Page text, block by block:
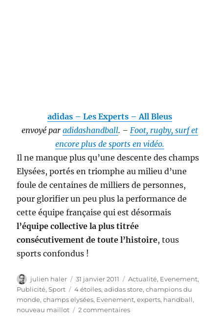
adidas – Les Experts – All Bleus
envoyé par adidashandball. – Foot, rugby, surf et
encore plus de sports en vidéo.
Il ne manque plus qu’une descente des champs
Elysées, portés en triomphe au milieu d’une
foule de centaines de milliers de personnes,
pour glorifier un peu plus la performance de
cette équipe française qui est désormais
l’équipe collective la plus titrée
consécutivement de toute l’histoire, tous
sports confondus !
Auteur
julien haler
Publié
le
31 janvier 2011 Catégories
Actualité, Evenement,
Publicité,Sport Étiquettes
4 étoiles,adidas store,champions du
monde,champs elysées, Evenement,experts, handball,
nouveau maillot
2 commentairessur